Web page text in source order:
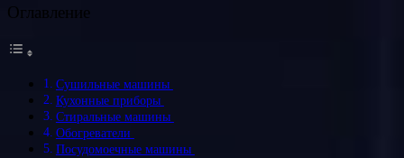
Оглавление
Сушильные машины
Кухонные приборы
Стиральные машины
Обогреватели
Посудомоечные машины